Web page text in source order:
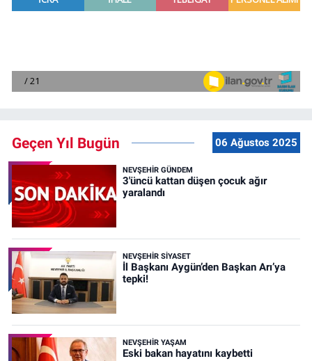
Geçen Yıl Bugün 06 Ağustos 2025
NEVŞEHIR GÜNDEM
3'üncü kattan düşen çocuk ağır
yaralandı
NEVŞEHIR SIYASET
İl Başkanı Aygün’den Başkan Arı’ya
tepki!
NEVŞEHIR YAŞAM
Eski bakan hayatını kaybetti